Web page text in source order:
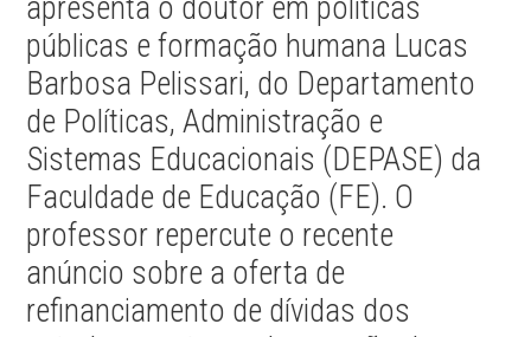
apresenta o doutor em políticas
públicas e formação humana Lucas
Barbosa Pelissari, do Departamento
de Políticas, Administração e
Sistemas Educacionais (DEPASE) da
Faculdade de Educação (FE). O
professor repercute o recente
anúncio sobre a oferta de
refinanciamento de dívidas dos